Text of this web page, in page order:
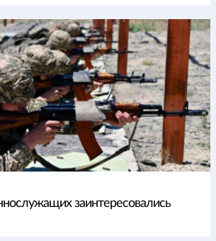
заинтересовались